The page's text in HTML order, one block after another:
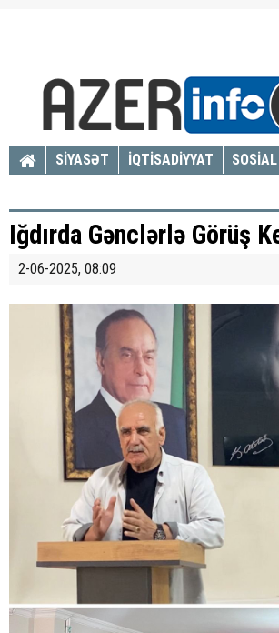
SİYASƏT İQTİSADİYYAT SOSİAL
Iğdırda Gənclərlə Görüş
2-06-2025, 08:09